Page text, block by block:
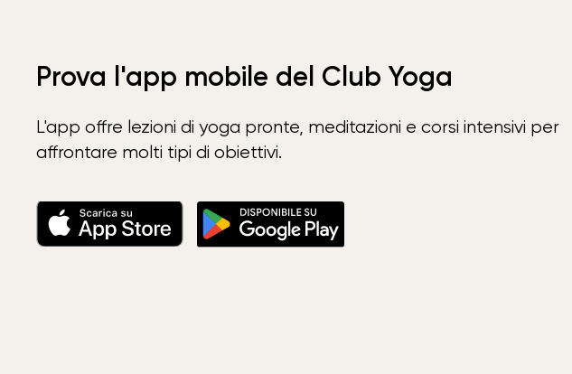
Prova l'app mobile del Club Yoga
L'app offre lezioni di yoga pronte, meditazioni e corsi intensivi per
affrontare molti tipi di obiettivi.